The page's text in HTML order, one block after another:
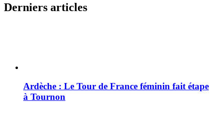
Derniers articles
Ardèche : Le Tour de France féminin fait étape
à Tournon